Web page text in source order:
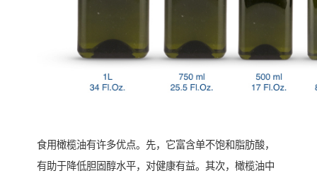
食用橄榄油有许多优点。先，它富含单不饱和脂肪酸，
有助于降低胆固醇水平，对健康有益。其次，橄榄油中